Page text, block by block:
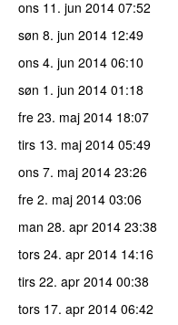
ons 11. jun 2014 07:52
søn 8. jun 2014 12:49
ons 4. jun 2014 06:10
søn 1. jun 2014 01:18
fre 23. maj 2014 18:07
tirs 13. maj 2014 05:49
ons 7. maj 2014 23:26
fre 2. maj 2014 03:06
man 28. apr 2014 23:38
tors 24. apr 2014 14:16
tirs 22. apr 2014 00:38
tors 17. apr 2014 06:42